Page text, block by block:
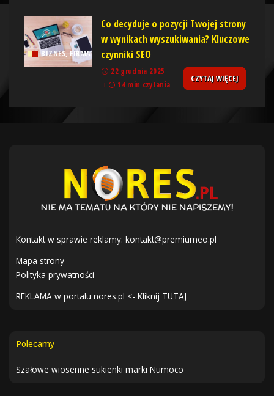
BIZNES, FIRMA
Co decyduje o pozycji Twojej strony
w wynikach wyszukiwania? Kluczowe
czynniki SEO
22 grudnia 2025
14 min czytania
CZYTAJ WIĘCEJ
Kontakt w sprawie reklamy: kontakt@premiumeo.pl
Mapa strony
Polityka prywatności
REKLAMA w portalu nores.pl <- Kliknij TUTAJ
Polecamy
Szałowe wiosenne sukienki marki Numoco